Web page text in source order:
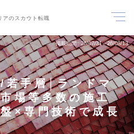
アのスカウト転職
掲載期間 26/07/31～26/08/13
若手層│ランドマ
場等多数の施工
×専門技術で成長